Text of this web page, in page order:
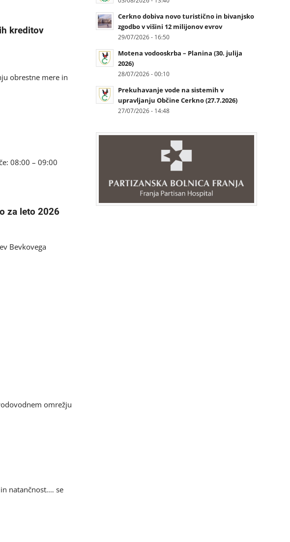
kreditov
obrestne mere in
08:00 – 09:00
za leto 2026
Bevkovega
omrežju
natančnost.… se
Cerkno dobiva novo turistično in bivanjsko
zgodbo v višini 12 milijonov evrov
29/07/2026 - 16:50
Motena vodooskrba – Planina (30. julija
2026)
28/07/2026 - 00:10
Prekuhavanje vode na sistemih v
upravljanju Občine Cerkno (27.7.2026)
27/07/2026 - 14:48